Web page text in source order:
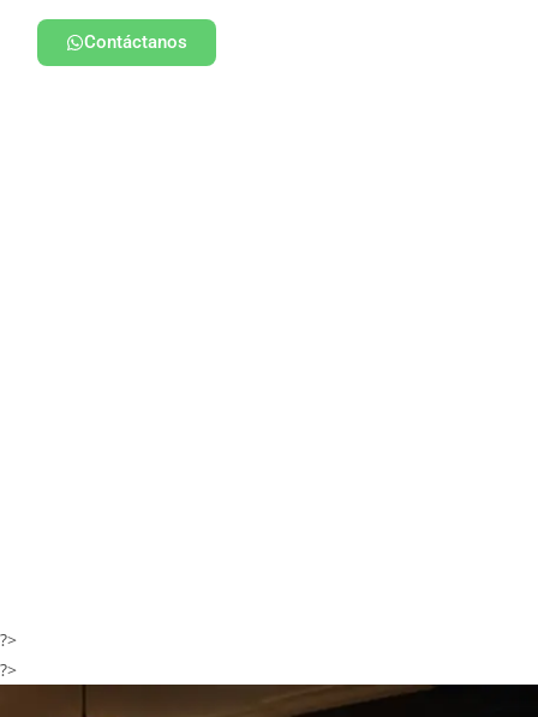
Contáctanos
?>
?>